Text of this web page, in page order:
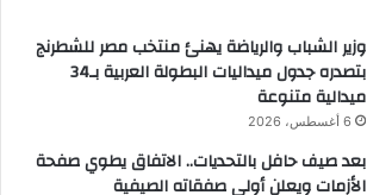
وزير الشباب والرياضة يهنئ منتخب مصر للشطرنج
بتصدره جدول ميداليات البطولة العربية بـ34
ميدالية متنوعة
6 أغسطس، 2026
بعد صيف حافل بالتحديات.. الاتفاق يطوي صفحة
الأزمات ويعلن أولى صفقاته الصيفية